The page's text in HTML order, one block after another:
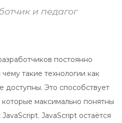
и педагог
постоянно
такие технологии как
доступны. Это способствует
максимально понятны
JavaScript остаётся